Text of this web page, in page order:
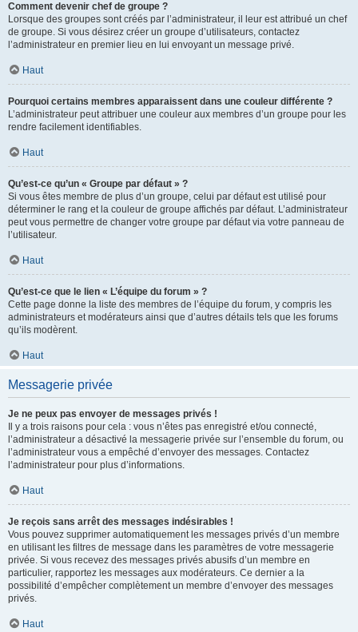
Comment devenir chef de groupe ?
Lorsque des groupes sont créés par l’administrateur, il leur est attribué un chef
de groupe. Si vous désirez créer un groupe d’utilisateurs, contactez
l’administrateur en premier lieu en lui envoyant un message privé.
Haut
Pourquoi certains membres apparaissent dans une couleur différente ?
L’administrateur peut attribuer une couleur aux membres d’un groupe pour les
rendre facilement identifiables.
Haut
Qu’est-ce qu’un « Groupe par défaut » ?
Si vous êtes membre de plus d’un groupe, celui par défaut est utilisé pour
déterminer le rang et la couleur de groupe affichés par défaut. L’administrateur
peut vous permettre de changer votre groupe par défaut via votre panneau de
l’utilisateur.
Haut
Qu’est-ce que le lien « L’équipe du forum » ?
Cette page donne la liste des membres de l’équipe du forum, y compris les
administrateurs et modérateurs ainsi que d’autres détails tels que les forums
qu’ils modèrent.
Haut
Messagerie privée
Je ne peux pas envoyer de messages privés !
Il y a trois raisons pour cela : vous n’êtes pas enregistré et/ou connecté,
l’administrateur a désactivé la messagerie privée sur l’ensemble du forum, ou
l’administrateur vous a empêché d’envoyer des messages. Contactez
l’administrateur pour plus d’informations.
Haut
Je reçois sans arrêt des messages indésirables !
Vous pouvez supprimer automatiquement les messages privés d’un membre
en utilisant les filtres de message dans les paramètres de votre messagerie
privée. Si vous recevez des messages privés abusifs d’un membre en
particulier, rapportez les messages aux modérateurs. Ce dernier a la
possibilité d’empêcher complètement un membre d’envoyer des messages
privés.
Haut